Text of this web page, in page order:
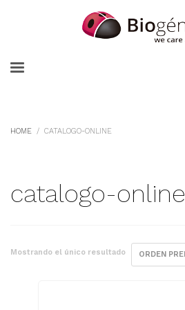
HOME CATALOGO-ONLINE
catalogo-online
Mostrando el único resultado